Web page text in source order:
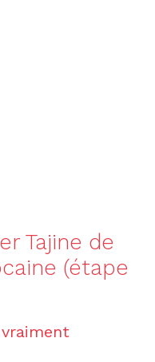
Tajine de
(étape